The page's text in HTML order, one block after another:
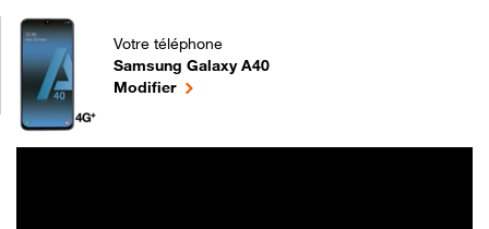
Votre téléphone
Samsung Galaxy A40
Comment gérer les applications de votre Mobile ?
Modifierle téléphone sélectionné